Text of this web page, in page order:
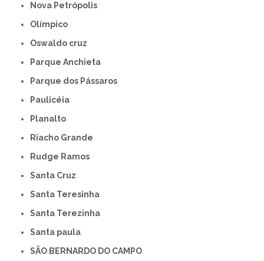
Nova Petrópolis
Olímpico
Oswaldo cruz
Parque Anchieta
Parque dos Pássaros
Paulicéia
Planalto
Riacho Grande
Rudge Ramos
Santa Cruz
Santa Teresinha
Santa Terezinha
Santa paula
SÃO BERNARDO DO CAMPO